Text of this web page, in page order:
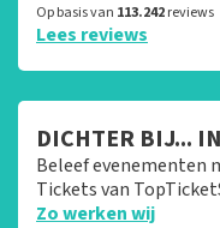
Op basis van 113.242reviews
Lees reviews
DICHTER BIJ...
Beleef evenementen
Tickets van
Zo werken wij